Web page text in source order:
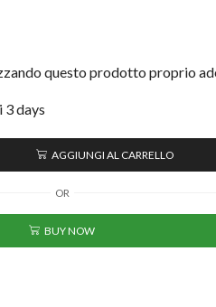
questo prodotto proprio
3 days
AGGIUNGI AL CARRELLO
OR
BUY NOW